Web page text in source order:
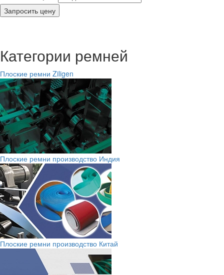
Запросить цену
Категории ремней
Плоские ремни Ziligen
Плоские ремни производство Индия
Плоские ремни производство Китай